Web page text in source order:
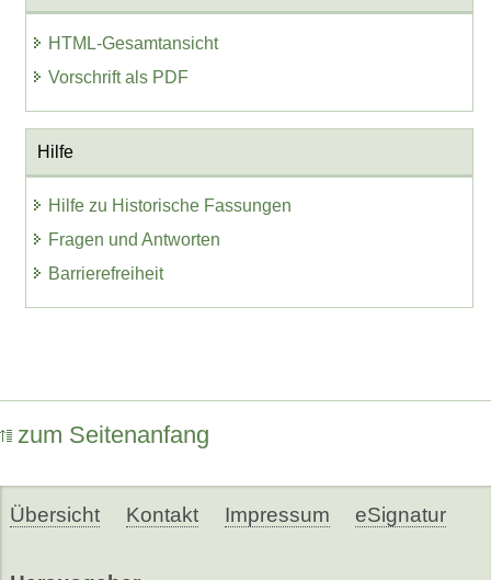
HTML-Gesamtansicht
Vorschrift als PDF
Hilfe
Hilfe zu Historische Fassungen
Fragen und Antworten
Barrierefreiheit
zum Seitenanfang
Übersicht Kontakt Impressum eSignatur